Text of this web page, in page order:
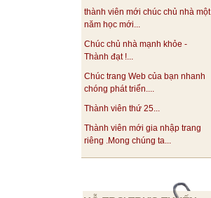
thành viên mới chúc chủ nhà một
năm học mới...
Chúc chủ nhà mạnh khỏe -
Thành đạt !...
Chúc trang Web của bạn nhanh
chóng phát triển....
Thành viên thứ 25...
Thành viên mới gia nhập trang
riêng .Mong chúng ta...